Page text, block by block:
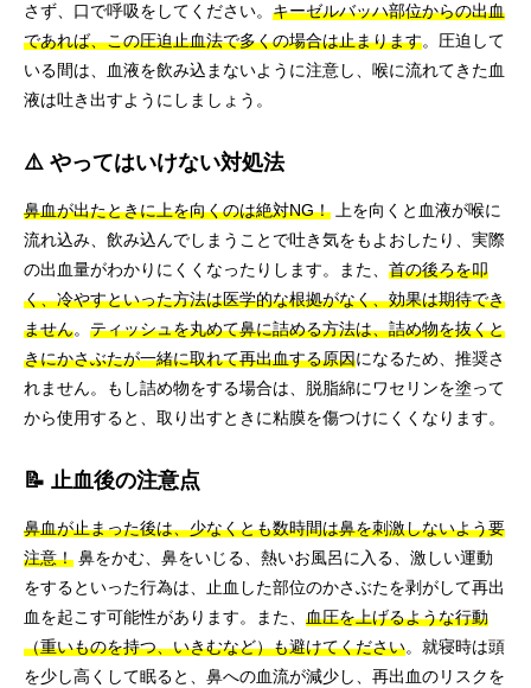
さず、口で呼吸をしてください。 キーゼルバッハ部位からの出血
であれば、この圧迫止血法で多くの場合は止まります。圧迫して
いる間は、血液を飲み込まないように注意し、喉に流れてきた血
液は吐き出すようにしましょう。
⚠️ やってはいけない対処法
鼻血が出たときに上を向くのは絶対NG！ 上を向くと血液が喉に
流れ込み、飲み込んでしまうことで吐き気をもよおしたり、実際
の出血量がわかりにくくなったりします。また、 首の後ろを叩
く、冷やすといった方法は医学的な根拠がなく、効果は期待でき
ません。 ティッシュを丸めて鼻に詰める方法は、詰め物を抜くと
きにかさぶたが一緒に取れて再出血する原因になるため、推奨さ
れません。もし詰め物をする場合は、脱脂綿にワセリンを塗って
から使用すると、取り出すときに粘膜を傷つけにくくなります。
📝 止血後の注意点
鼻血が止まった後は、少なくとも数時間は鼻を刺激しないよう要
注意！ 鼻をかむ、鼻をいじる、熱いお風呂に入る、激しい運動
をするといった行為は、止血した部位のかさぶたを剥がして再出
血を起こす可能性があります。また、 血圧を上げるような行動
（重いものを持つ、いきむなど）も避けてください。就寝時は頭
を少し高くして眠ると、鼻への血流が減少し、再出血のリスクを